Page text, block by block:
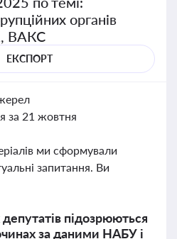
органів
ВАКС
ЕКСПОРТ
за 21 жовтня
ми сформували
запитання. Ви
підозрюються
за даними НАБУ і